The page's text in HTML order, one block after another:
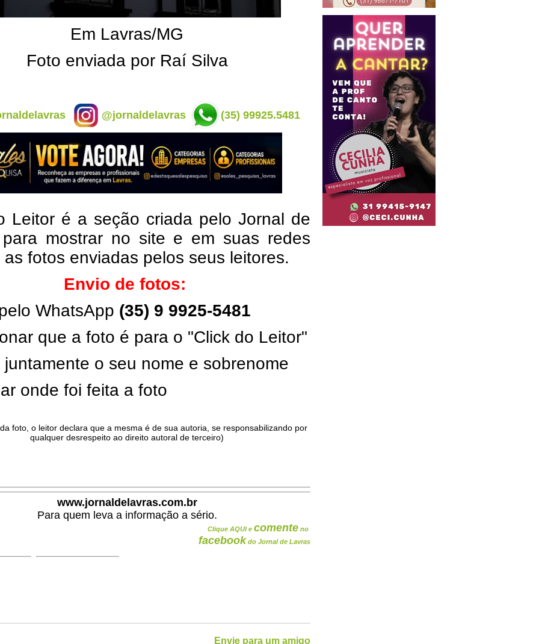
Em Lavras/MG
Foto enviada por Raí Silva
@jornaldelavras (35) 99925.5481
Leitor é a seção criada pelo Jornal de
mostrar no site e em suas redes
as fotos enviadas pelos seus leitores.
Envio de fotos:
WhatsApp (35) 9 9925-5481
que a foto é para o "Click do Leitor"
juntamente o seu nome e sobrenome
onde foi feita a foto
foto, o leitor declara que a mesma é de sua autoria, se responsabilizando por
qualquer desrespeito ao direito autoral de terceiro)
www.jornaldelavras.com.br
Para quem leva a informação a sério.
Clique AQUI e comente no
facebook do Jornal de Lavras
Envie para um amigo